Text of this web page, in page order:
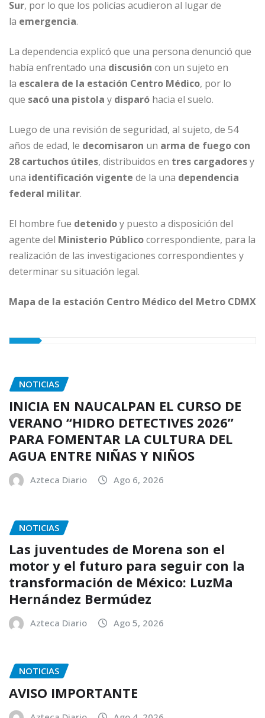
Sur, por lo que los policías acudieron al lugar de
la emergencia.
La dependencia explicó que una persona denunció que
había enfrentado una discusión con un sujeto en
la escalera de la estación Centro Médico, por lo
que sacó una pistola y disparó hacia el suelo.
Luego de una revisión de seguridad, al sujeto, de 54
años de edad, le decomisaron un arma de fuego con
28 cartuchos útiles, distribuidos en tres cargadoresy
una identificación vigente de la una dependencia
federal militar.
El hombre fue detenidoy puesto a disposición del
agente del Ministerio Públicocorrespondiente, para la
realización de las investigaciones correspondientes y
determinar su situación legal.
Mapa de la estación Centro Médico del Metro CDMX
NOTICIAS
INICIA EN NAUCALPAN EL CURSO DE
VERANO “HIDRO DETECTIVES 2026”
PARA FOMENTAR LA CULTURA DEL
AGUA ENTRE NIÑAS Y NIÑOS
Azteca Diario Ago 6, 2026
NOTICIAS
Las juventudes de Morena son el
motor y el futuro para seguir con la
transformación de México: LuzMa
Hernández Bermúdez
Azteca Diario Ago 5, 2026
NOTICIAS
AVISO IMPORTANTE